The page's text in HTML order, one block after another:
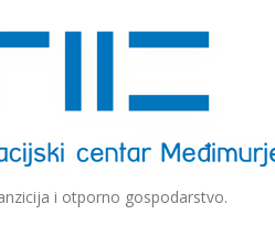
i otporno gospodarstvo.